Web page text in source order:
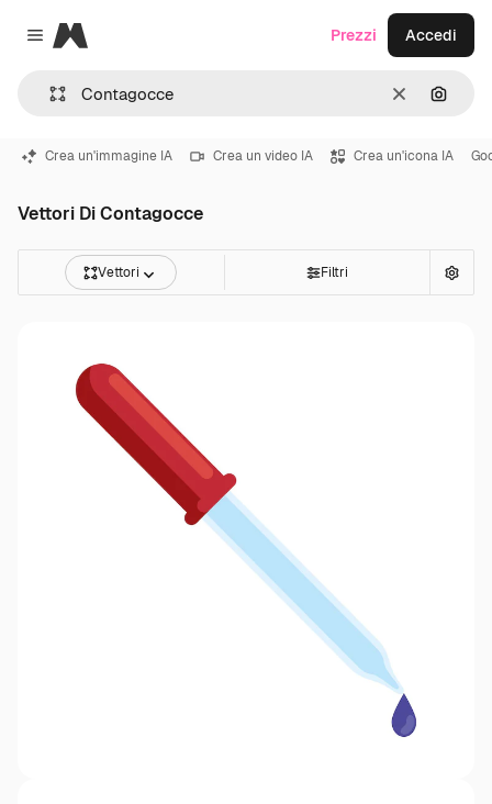
Close menu
Magnific
CancellaCerca
Prezzi Accedi
Crea un'immagine IA Crea un video IA Crea un'icona IA
Vettori Di Contagocce
Vettori Filtri